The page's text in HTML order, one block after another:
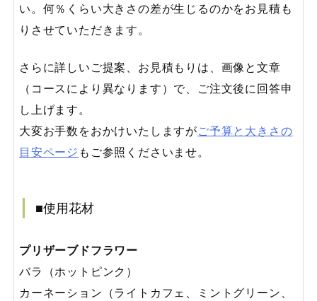
い。何％くらい大きさの差が生じるのかをお見積も
りさせていただきます。
さらに詳しいご提案、お見積もりは、画像と文章
（コースにより異なります）で、ご注文後に回答申
し上げます。
大変お手数をおかけいたしますがご予算と大きさの
目安ページ もご参照くださいませ。
■使用花材
プリザーブドフラワー
バラ（ホットピンク）
カーネーション（ライトカフェ、ミントグリーン、